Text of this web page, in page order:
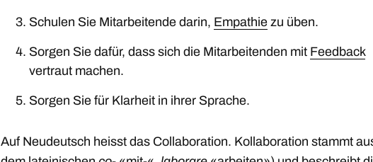
Schulen Sie Mitarbeitende darin, Empathie zu üben.
Sorgen Sie dafür, dass sich die Mitarbeitenden mit Feedback
vertraut machen.
Sorgen Sie für Klarheit in ihrer Sprache.
Auf Neudeutsch heisst das Collaboration. Kollaboration stammt